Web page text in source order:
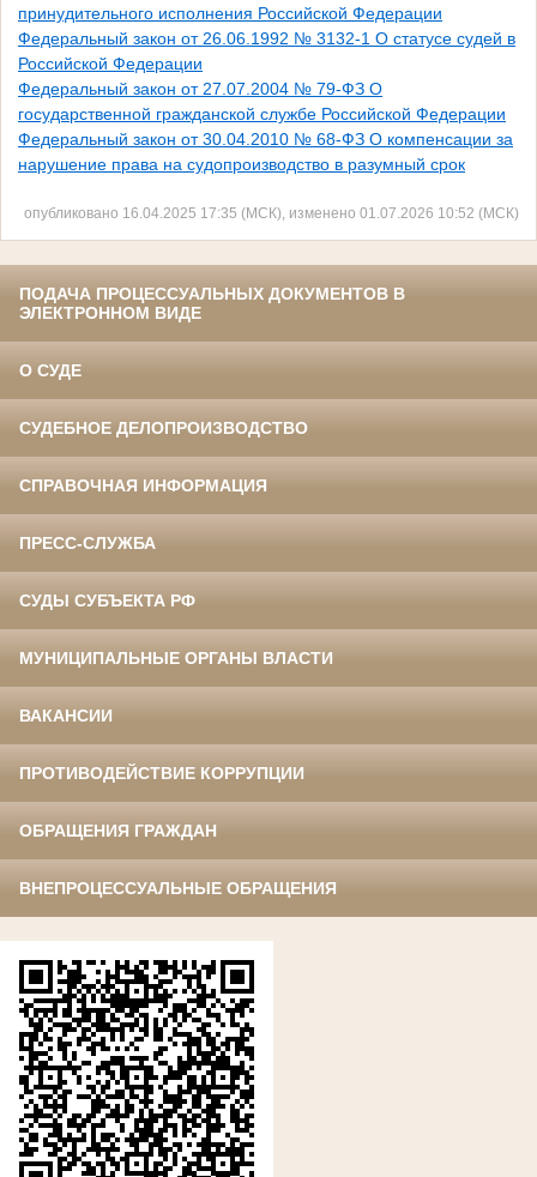
принудительного исполнения Российской Федерации
Федеральный закон от 26.06.1992 № 3132-1 О статусе судей в
Российской Федерации
Федеральный закон от 27.07.2004 № 79-ФЗ О
государственной гражданской службе Российской Федерации
Федеральный закон от 30.04.2010 № 68-ФЗ О компенсации за
нарушение права на судопроизводство в разумный срок
опубликовано 16.04.2025 17:35 (МСК), изменено 01.07.2026 10:52 (МСК)
ПОДАЧА ПРОЦЕССУАЛЬНЫХ ДОКУМЕНТОВ В
ЭЛЕКТРОННОМ ВИДЕ
О СУДЕ
СУДЕБНОЕ ДЕЛОПРОИЗВОДСТВО
СПРАВОЧНАЯ ИНФОРМАЦИЯ
ПРЕСС-СЛУЖБА
СУДЫ СУБЪЕКТА РФ
МУНИЦИПАЛЬНЫЕ ОРГАНЫ ВЛАСТИ
ВАКАНСИИ
ПРОТИВОДЕЙСТВИЕ КОРРУПЦИИ
ОБРАЩЕНИЯ ГРАЖДАН
ВНЕПРОЦЕССУАЛЬНЫЕ ОБРАЩЕНИЯ